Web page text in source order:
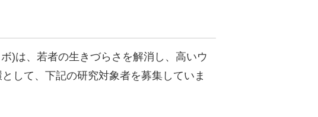
)は、若者の生きづらさを解消し、高いウ
して、下記の研究対象者を募集していま